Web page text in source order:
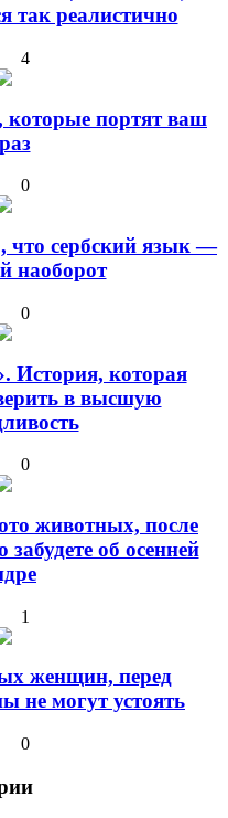
так реалистично
4
портят ваш
0
что сербский язык —
наоборот
0
История, которая
в высшую
0
животных, после
об осенней
1
женщин, перед
не могут устоять
0